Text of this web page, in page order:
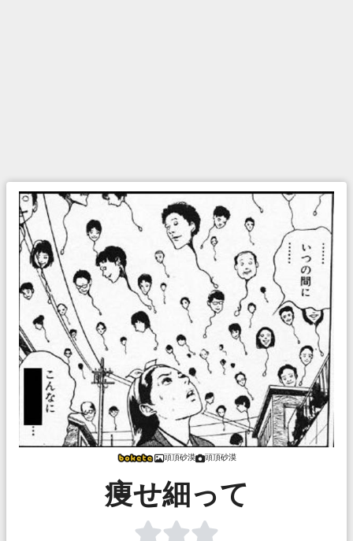
頭頂砂漠 頭頂砂漠
痩せ細って